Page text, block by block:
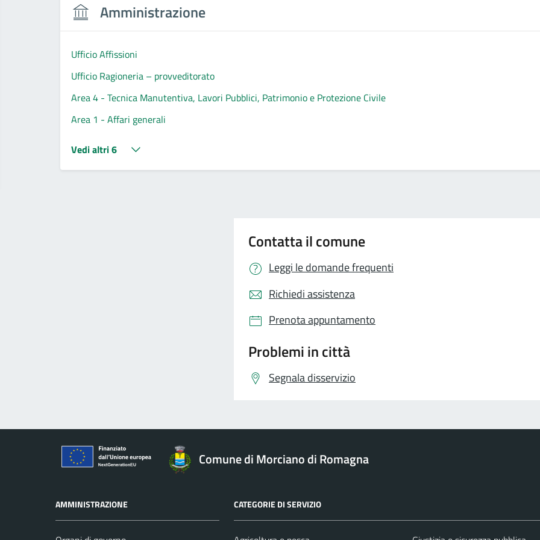
Amministrazione
Ufficio Affissioni
Ufficio Ragioneria – provveditorato
Area 4 - Tecnica Manutentiva, Lavori Pubblici, Patrimonio e Protezione Civile
Area 1 - Affari generali
Vedi altri 6
Contatta il comune
Leggi le domande frequenti
Richiedi assistenza
Prenota appuntamento
Problemi in città
Segnala disservizio
Comune di Morciano di Romagna
AMMINISTRAZIONE CATEGORIE DI SERVIZIO